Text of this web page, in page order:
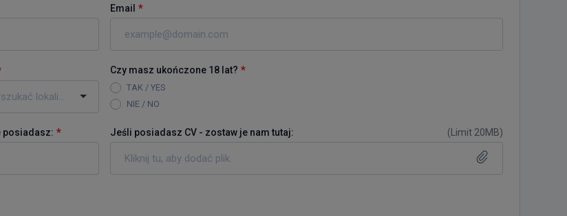
Email *
Czy masz ukończone 18 lat? *
TAK / YES
NIE / NO
posiadasz: * Jeśli posiadasz CV - zostaw je nam tutaj: ( Limit 20MB)
Kliknij tu, aby dodać plik.